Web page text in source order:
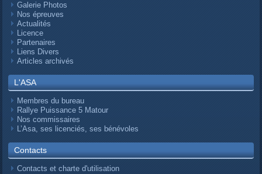
Galerie Photos
Nos épreuves
Actualités
Licence
Partenaires
Liens Divers
Articles archivés
L'ASA
Membres du bureau
Rallye Puissance 5 Matour
Nos commissaires
L’Asa, ses licenciés, ses bénévoles
Contacts
Contacts et charte d'utilisation